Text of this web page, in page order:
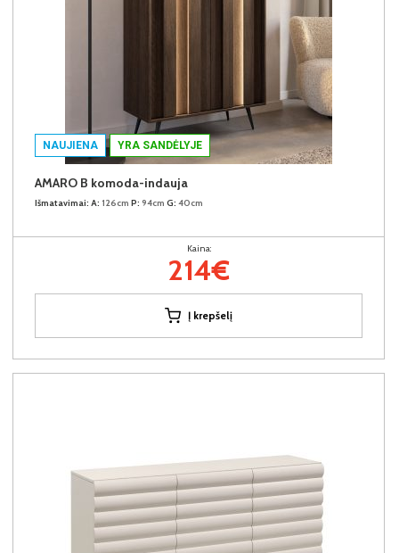
NAUJIENA YRA SANDĖLYJE
AMARO B komoda-indauja
Išmatavimai: A: 126cm P: 94cm G: 40cm
Kaina:
214€
Į krepšelį